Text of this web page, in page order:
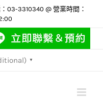
03-3310340 @ 營業時間：
▼